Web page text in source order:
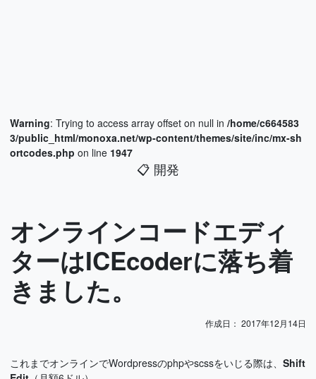
Warning: Trying to access array offset on null in /home/c664583
3/public_html/monoxa.net/wp-content/themes/site/inc/mx-sh
ortcodes.php on line 1947
📋 開発
オンラインコードエディ
ターはICEcoderに落ち着
きました。
作成日： 2017年12月14日
これまでオンラインでWordpressのphpやscssをいじる際は、 Shift